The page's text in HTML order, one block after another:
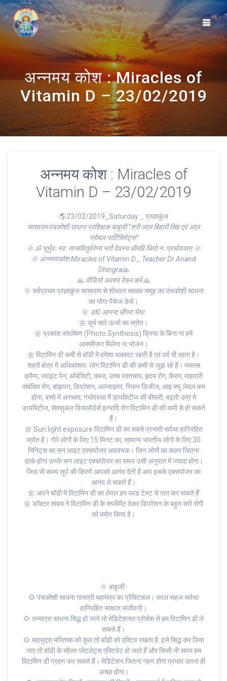
Skip
to
content
अन्नमय कोश : Miracles of
Vitamin D – 23/02/2019
अन्नमय कोश : Miracles of
Vitamin D – 23/02/2019
🌎23/02/2019_Saturday _ प्रज्ञाकुंज
सासारामपंचकोशी साधना प्रशिक्षक बाबूजी “श्री लाल बिहारी सिंह एवं आल
ग्लोबल पार्टिसिपेंट्स”
🌞 ॐ भूर्भुवः स्वः तत्सवितुर्वरेण्यं भर्गो देवस्य धीमहि धियो नः प्रचोदयात् 🌞
🌞 अन्नमयकोश Miracles of Vitamin D _ Teacher Dr Anand
Dhingra🙏
🙏 वीडियो अवश्य रेफर करें🙏
🌞 सर्वप्रथम प्रज्ञाकुंज सासाराम से शोधरत साधक समूह का पंचकोशी साधना
का योगा पैकेज डेमो।
🌞 डा0 आनन्द धींगरा भैया:
🌼 सूर्य सारे ऊर्जा का स्रोत।
🌼 प्रकाश संश्लेषण (Photo Synthesis) क्रिया के बिना ना हमें
आक्सीजन मिलेगा ना भोजन।
🌼 विटामिन डी कमी से बाॅडी मे हमेशा थकावट रहती है एवं दर्द भी रहता है।
शहरी क्षेत्र मे अधिकांशतः लोग विटामिन डी की कमी से जूझ रहे हैं। मसल्स
क्रैम्प, ज्वाइंट पेन, ओबेसिटी, कब्ज, उच्च रक्तचाप, हृदय रोग, कैंसर, माहवारी
संबंधित रोग, बांझपन, डिप्रेशन, अल्जाइमर, स्किन डिजीज, आइ क्यू लेवल कम
होना, बच्चे में अस्थमा, गर्भावस्था में डायबिटीज की बीमारी, बढ़ती उम्र मे
डायबिटीज, सेक्सुअल डिसऑर्डर्स इत्यादि रोग विटामिन डी की कमी से हो सकते
हैं।
🌼 Sun light exposure विटामिन डी का सबसे प्रभावी सर्वथा हानिरहित
स्रोत है। गोरे लोगों के लिए 15 मिनट का, सामान्य भारतीय लोगों के लिए 30
मिनिट्स का सन लाइट एक्सपोजर आवश्यक। जिन लोगों का कलर जितना
डार्क होगा उनके सन लाइट एक्सपोजर का समय उसी अनुपात में ज्यादा होगा।
जिस भी समय सूर्य की किरणें आपको आनंद देती हैं आप इसके एक्सपोजर का
आनंद ले सकते हैं।
🌼 अपने बाॅडी में विटामिन डी का लेवल हम ब्लड टेस्ट से पता कर सकते हैं
🌼 डाॅक्टर साहब ने विटामिन डी के सप्लीमेंट देकर डिप्रेशन के बहुत सारे रोगी
को क्योर किया है।
🌞 बाबूजी:-
🌻 पंचकोशी साधना गायत्री महामंत्र का प्रैक्टिकल। सरल सहज सर्वथा
हानिरहित साक्षात संजीवनी।
🌻 तन्मात्रा साधना सिद्ध हो जाये तो मेडिटेशनल प्रोसेस से हम विटामिन डी ले
सकते हैं।
🌻 महामुद्रा मस्तिष्क को कूल तो बाॅडी को एक्टिव रखता है: इसे सिद्ध कर लिया
जाए तो बाॅडी के सोलर प्लेटलेट्स एक्टिवेट हो जाते हैं और किसी भी समय हम
विटामिन डी ग्रहण कर सकते हैं। मेडिटेशन जितना गहण होगा प्रभाव उतना ही
अच्छा होगा।